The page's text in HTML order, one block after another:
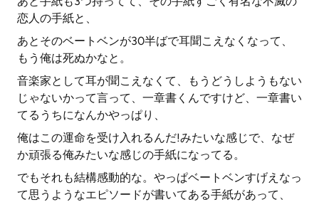
恋人の手紙と、
あとそのベートベンが30半ばで耳聞こえなくなって、
もう俺は死ぬかなと。
音楽家として耳が聞こえなくて、もうどうしようもない
じゃないかって言って、一章書くんですけど、一章書い
てるうちになんかやっぱり、
俺はこの運命を受け入れるんだ!みたいな感じで、なぜ
か頑張る俺みたいな感じの手紙になってる。
でもそれも結構感動的な。やっぱベートベンすげえなっ
て思うようなエピソードが書いてある手紙があって、